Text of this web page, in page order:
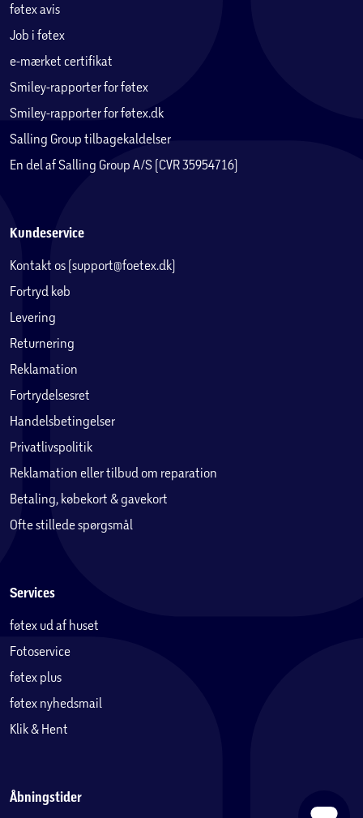
føtex avis
Job i føtex
e-mærket certifikat
Smiley-rapporter for føtex
Smiley-rapporter for føtex.dk
Salling Group tilbagekaldelser
En del af Salling Group A/S (CVR 35954716)
Kundeservice
Kontakt os (support@foetex.dk)
Fortryd køb
Levering
Returnering
Reklamation
Fortrydelsesret
Handelsbetingelser
Privatlivspolitik
Reklamation eller tilbud om reparation
Betaling, købekort & gavekort
Ofte stillede spørgsmål
Services
føtex ud af huset
Fotoservice
føtex plus
føtex nyhedsmail
Klik & Hent
Åbningstider